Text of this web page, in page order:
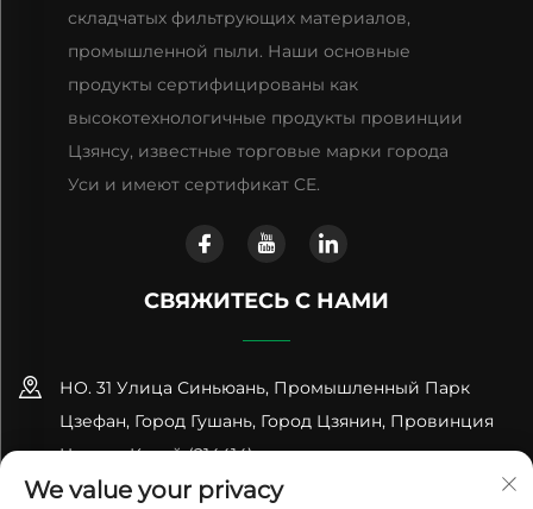
складчатых фильтрующих материалов,
промышленной пыли. Наши основные
продукты сертифицированы как
высокотехнологичные продукты провинции
Цзянсу, известные торговые марки города
Уси и имеют сертификат CE.
СВЯЖИТЕСЬ С НАМИ
НО. 31 Улица Синьюань, Промышленный Парк
Цзефан, Город Гушань, Город Цзянин, Провинция
Цзянсу, Китай (214414)
We value your privacy